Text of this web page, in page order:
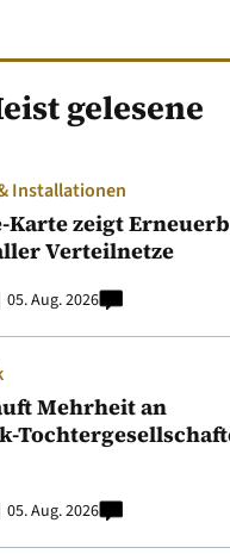
gelesene
Installationen
Karte zeigt
Verteilnetze
05. Aug. 2026
Mehrheit an
05. Aug. 2026